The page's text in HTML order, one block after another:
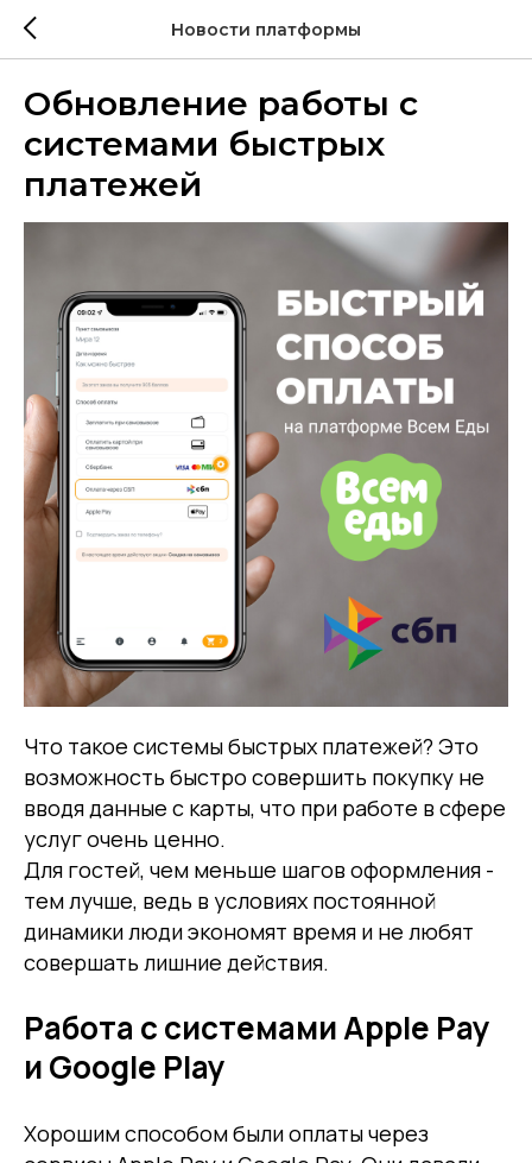
Новости платформы
Обновление работы с
системами быстрых
платежей
Что такое системы быстрых платежей? Это
возможность быстро совершить покупку не
вводя данные с карты, что при работе в сфере
услуг очень ценно.
Для гостей, чем меньше шагов оформления -
тем лучше, ведь в условиях постоянной
динамики люди экономят время и не любят
совершать лишние действия.
Работа с системами Apple Pay
и Google Play
Хорошим способом были оплаты через